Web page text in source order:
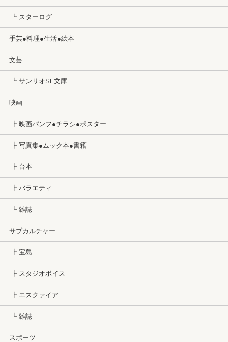
┗ スターログ
手芸●料理●生活●絵本
文芸
┗ サンリオSF文庫
映画
┣ 映画パンフ●チラシ●ポスター
┣ 写真集●ムック本●書籍
┣ 台本
┣ バラエティ
┗ 雑誌
サブカルチャー
┣ 宝島
┣ スタジオボイス
┣ エスクァイア
┗ 雑誌
スポーツ